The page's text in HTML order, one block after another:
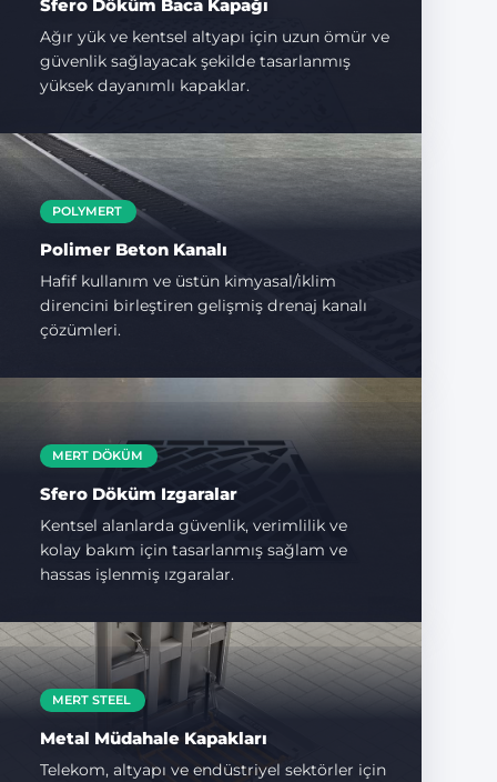
Sfero Döküm Baca Kapağı
Ağır yük ve kentsel altyapı için uzun ömür ve
güvenlik sağlayacak şekilde tasarlanmış
yüksek dayanımlı kapaklar.
POLYMERT
Polimer Beton Kanalı
Hafif kullanım ve üstün kimyasal/iklim
direncini birleştiren gelişmiş drenaj kanalı
çözümleri.
MERT DÖKÜM
Sfero Döküm Izgaralar
Kentsel alanlarda güvenlik, verimlilik ve
kolay bakım için tasarlanmış sağlam ve
hassas işlenmiş ızgaralar.
MERT STEEL
Metal Müdahale Kapakları
Telekom, altyapı ve endüstriyel sektörler için